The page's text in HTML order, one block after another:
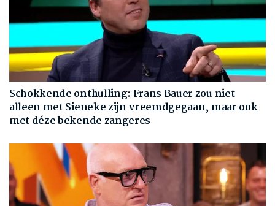
Schokkende onthulling: Frans Bauer zou niet
alleen met Sieneke zijn vreemdgegaan, maar ook
met déze bekende zangeres